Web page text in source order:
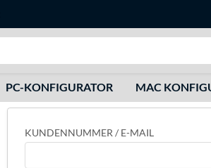
PC-KONFIGURATOR MAC
KUNDENNUMMER / E-MAIL